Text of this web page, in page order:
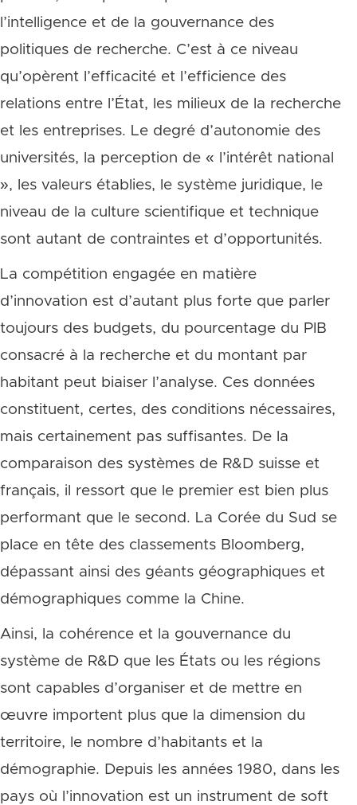
l’intelligence et de la gouvernance des
politiques de recherche. C’est à ce niveau
qu’opèrent l’efficacité et l’efficience des
relations entre l’État, les milieux de la recherche
et les entreprises. Le degré d’autonomie des
universités, la perception de « l’intérêt national
», les valeurs établies, le système juridique, le
niveau de la culture scientifique et technique
sont autant de contraintes et d’opportunités.
La compétition engagée en matière
d’innovation est d’autant plus forte que parler
toujours des budgets, du pourcentage du PIB
consacré à la recherche et du montant par
habitant peut biaiser l’analyse. Ces données
constituent, certes, des conditions nécessaires,
mais certainement pas suffisantes. De la
comparaison des systèmes de R&D suisse et
français, il ressort que le premier est bien plus
performant que le second. La Corée du Sud se
place en tête des classements Bloomberg,
dépassant ainsi des géants géographiques et
démographiques comme la Chine.
Ainsi, la cohérence et la gouvernance du
système de R&D que les États ou les régions
sont capables d’organiser et de mettre en
œuvre importent plus que la dimension du
territoire, le nombre d’habitants et la
démographie. Depuis les années 1980, dans les
pays où l’innovation est un instrument de soft